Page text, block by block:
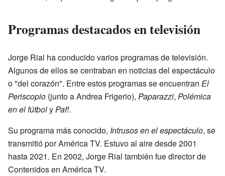
Programas destacados en televisión
Jorge Rial ha conducido varios programas de televisión.
Algunos de ellos se centraban en noticias del espectáculo
o "del corazón". Entre estos programas se encuentran El
Periscopio (junto a Andrea Frigerio), Paparazzi, Polémica
en el fútbolyPaf!.
Su programa más conocido, Intrusos en el espectáculo, se
transmitió por América TV. Estuvo al aire desde 2001
hasta 2021. En 2002, Jorge Rial también fue director de
Contenidos en América TV.